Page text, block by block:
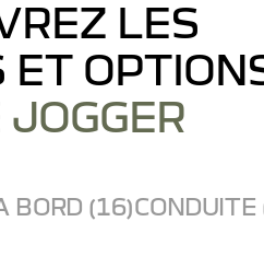
LES
ET
BORD (16)CONDUITE